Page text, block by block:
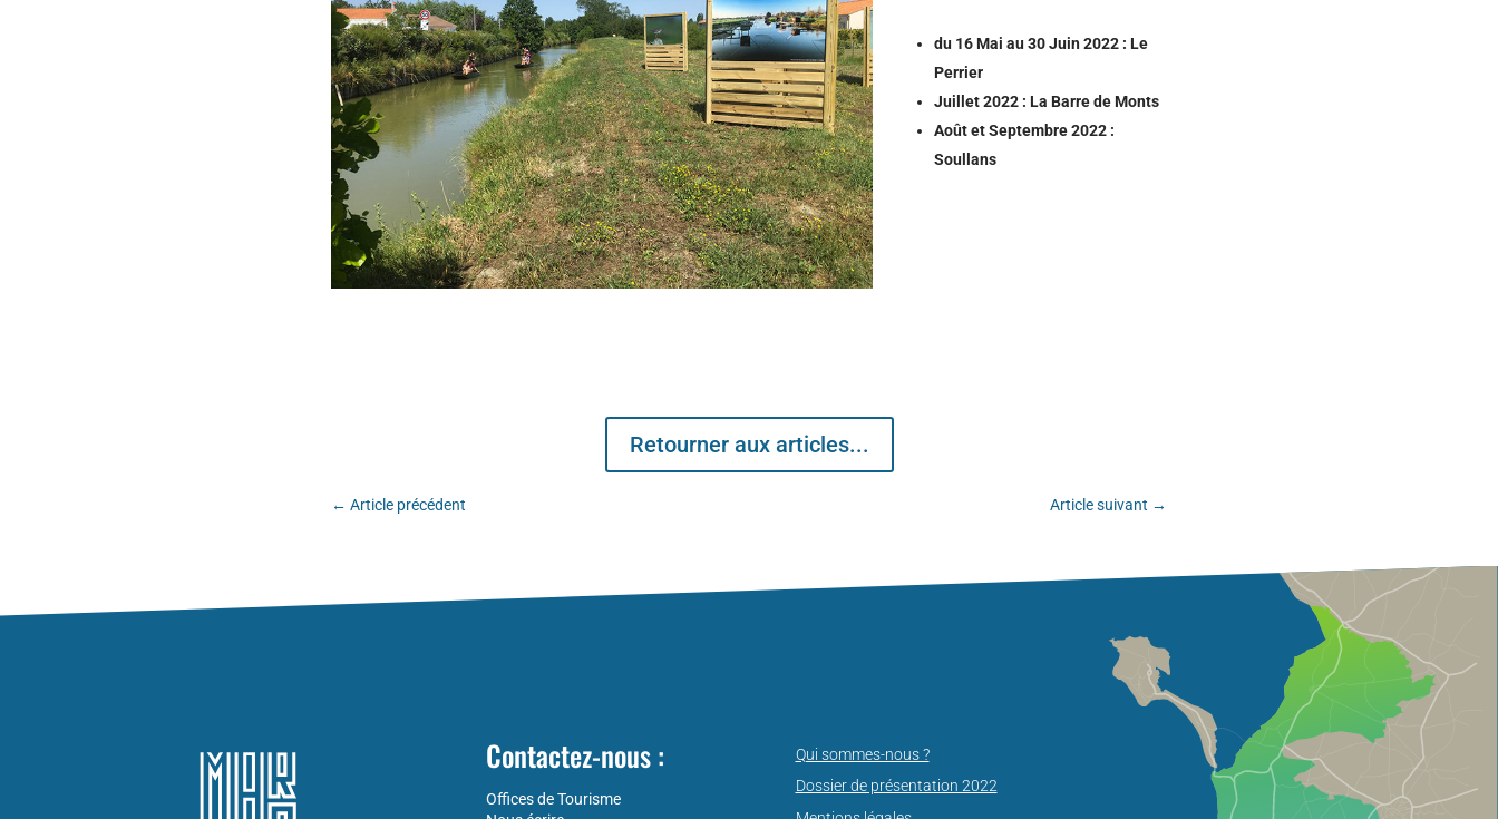
du 16 Mai au 30 Juin 2022 :Le
Perrier
Juillet 2022 :La Barre de Monts
Août et Septembre 2022 :
Soullans
Retourner aux articles...
← Article précédent Article suivant →
Contactez-nous :
Offices de Tourisme
Qui sommes-nous ?
Dossier de présentation 2022